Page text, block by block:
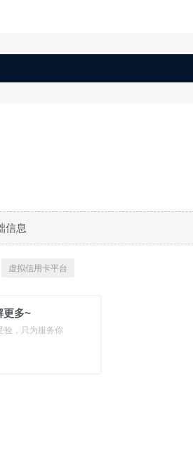
信息
虚拟信用卡平台
更多~
验，只为服务你